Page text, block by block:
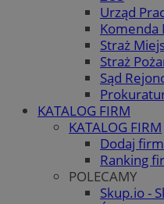
Urząd
Komenda
Straż
Straż
Sąd
KATALOG FIRM
KATALOG FIRM
Dodaj
Ranking
POLECAMY
Skup.io -